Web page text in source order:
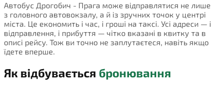
Автобус Дрогобич - Прага може відправлятися не лише
з головного автовокзалу, а й із зручних точок у центрі
міста. Це економить і час, і гроші на таксі. Усі адреси — і
відправлення, і прибуття — чітко вказані в квитку та в
описі рейсу. Тож ви точно не заплутаєтеся, навіть якщо
їдете вперше.
Як відбувається бронювання